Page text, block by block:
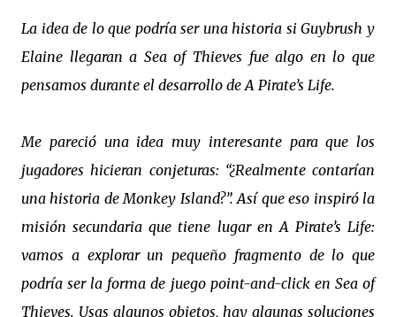
La idea de lo que podría ser una historia si Guybrush y
Elaine llegaran a Sea of Thieves fue algo en lo que
pensamos durante el desarrollo de A Pirate’s Life.
Me pareció una idea muy interesante para que los
jugadores hicieran conjeturas: “¿Realmente contarían
una historia de Monkey Island?”. Así que eso inspiró la
misión secundaria que tiene lugar en A Pirate’s Life:
vamos a explorar un pequeño fragmento de lo que
podría ser la forma de juego point-and-click en Sea of
Thieves. Usas algunos objetos, hay algunas soluciones